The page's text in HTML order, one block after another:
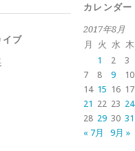
イブ
カレンダー
2017年8月
月
火 水 木
1
2 3
7
8 9 10
14 15 16 17
21 22 23 24
28 29 30 31
« 7月
9月 »